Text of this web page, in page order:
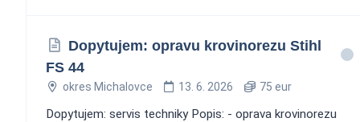
Dopytujem: opravu krovinorezu Stihl
FS 44
okres Michalovce 13. 6. 2026 75 eur
Dopytujem: servis techniky Popis: - oprava krovinorezu